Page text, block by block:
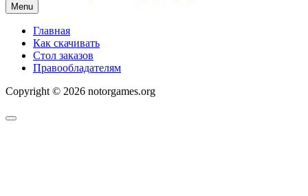
Menu
Главная
Как скачивать
Стол заказов
Правообладателям
Copyright © 2026 notorgames.org
Scroll